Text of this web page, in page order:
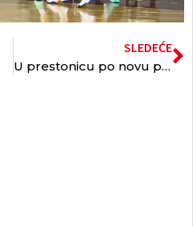
SLEDEĆE
U prestonicu po novu pobedu